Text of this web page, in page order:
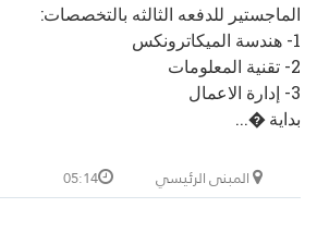
الماجستير للدفعه الثالثه بالتخصصات:
1- هندسة الميكاترونكس
2- تقنية المعلومات
3- إدارة الاعمال
بداية �...
المبنى الرئيسي 05:14